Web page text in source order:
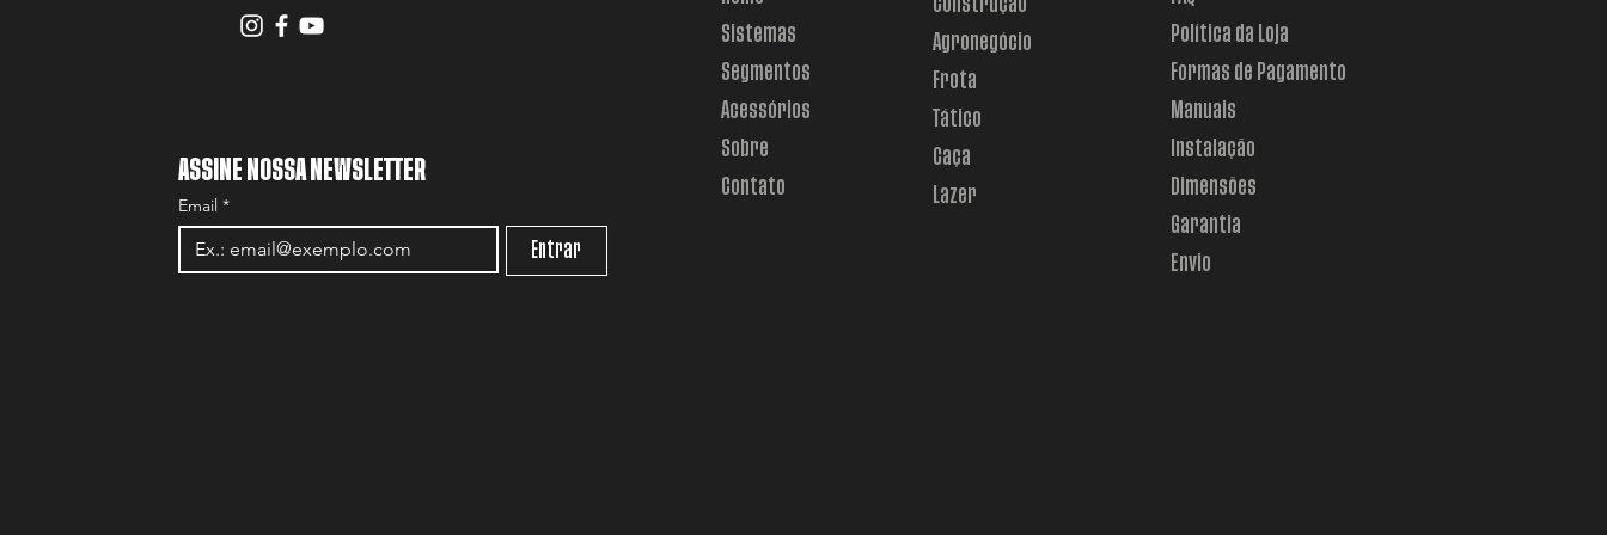
ASSINE NOSSA NEWSLETTER
Email *
Entrar
Sistemas
Segmentos
Acessórios
Sobre
Contato
Agronegócio
Frota
Tático
Caça
Lazer
Política da Loja
Formas de Pagamento
Manuais
Instalação
Dimensões
Garantia
Envio